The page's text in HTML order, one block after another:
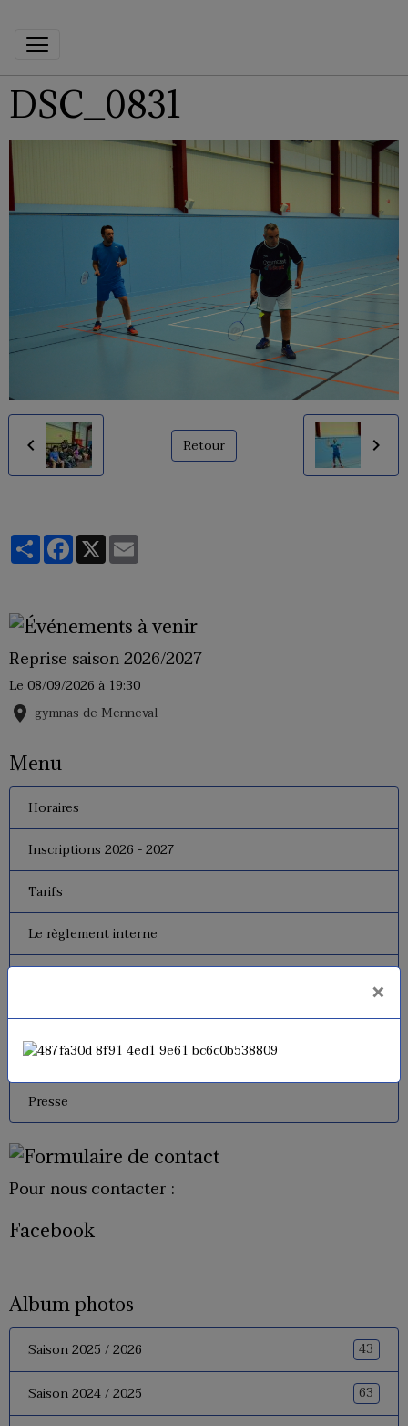
DSC_0831
Retour
PartagerFacebook
X
Reprise saison 2026/2027
Le 08/09/2026 à 19:30
gymnas de Menneval
Menu
Horaires
Inscriptions 2026 - 2027
Tarifs
Le règlement interne
Dates de fermeture
Historique de l'USM Badminton
Presse
Pour nous contacter :
Facebook
Album photos
Saison 2025 / 2026 43
Saison 2024 / 2025 63
×